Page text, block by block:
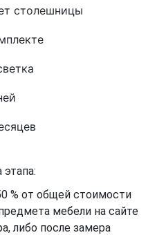
столешницы
% от общей стоимости
мебели на сайте
либо после замера